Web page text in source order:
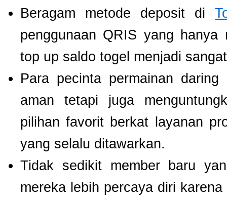
Beragam metode deposit di
penggunaan QRIS yang hanya
top up saldo togel menjadi
Para pecinta permainan
aman tetapi juga
pilihan favorit berkat layanan
yang selalu ditawarkan.
Tidak sedikit member baru
mereka lebih percaya diri